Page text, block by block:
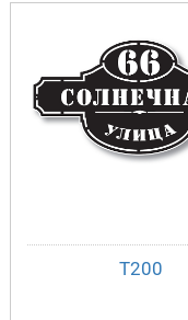
Т200